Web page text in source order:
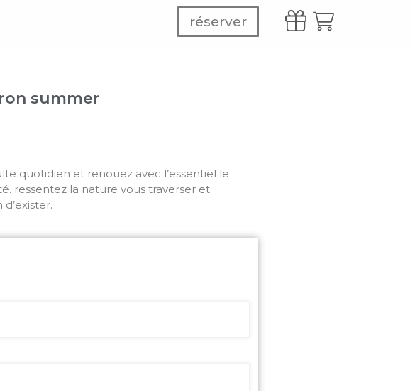
réserver
summer
quotidien et renouez avec l’essentiel le
ressentez la nature vous traverser et